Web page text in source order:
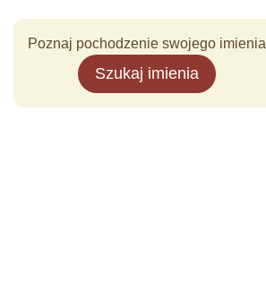
Poznaj pochodzenie swojego imienia
Szukaj imienia